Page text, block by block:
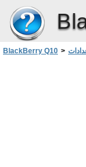
BlackBerry Q10 >